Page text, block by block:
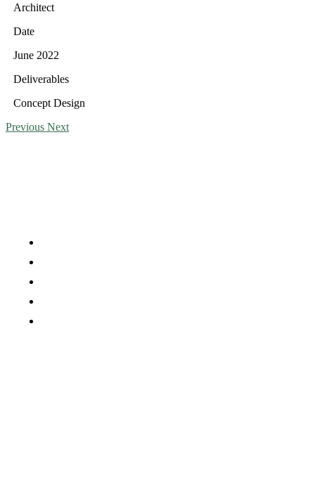
Architect
Date
June 2022
Deliverables
Concept Design
Previous Next